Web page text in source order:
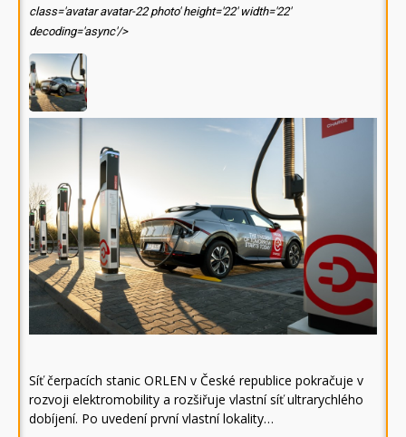
class='avatar avatar-22 photo' height='22' width='22'
decoding='async'/>
Síť čerpacích stanic ORLEN v České republice pokračuje v
rozvoji elektromobility a rozšiřuje vlastní síť ultrarychlého
dobíjení. Po uvedení první vlastní lokality…